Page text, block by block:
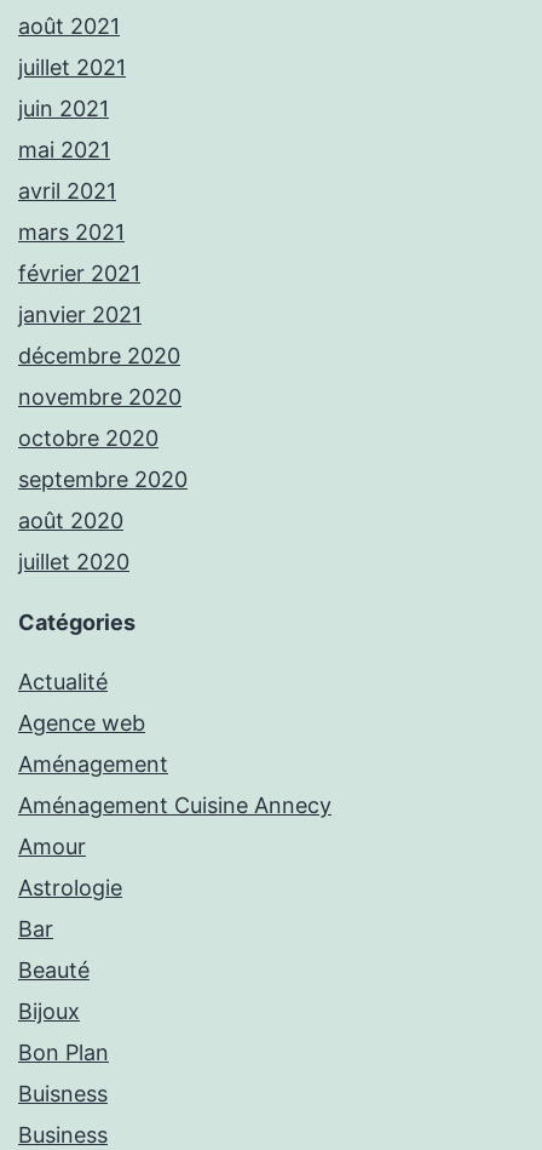
août 2021
juillet 2021
juin 2021
mai 2021
avril 2021
mars 2021
février 2021
janvier 2021
décembre 2020
novembre 2020
octobre 2020
septembre 2020
août 2020
juillet 2020
Catégories
Actualité
Agence web
Aménagement
Aménagement Cuisine Annecy
Amour
Astrologie
Bar
Beauté
Bijoux
Bon Plan
Buisness
Business